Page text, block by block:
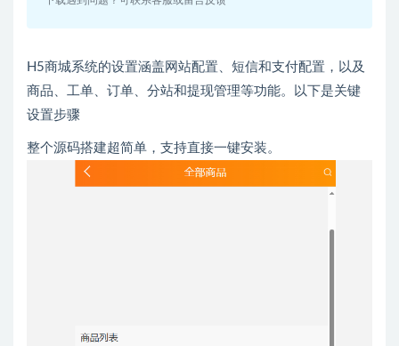
H5商城系统的设置涵盖网站配置、短信和支付配置，以及
商品、工单、订单、分站和提现管理等功能。以下是关键
设置步骤
整个源码搭建超简单，支持直接一键安装。